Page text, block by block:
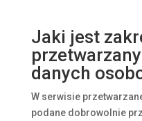
Jaki jest
danych
W serwisie
podane dobrowolnie